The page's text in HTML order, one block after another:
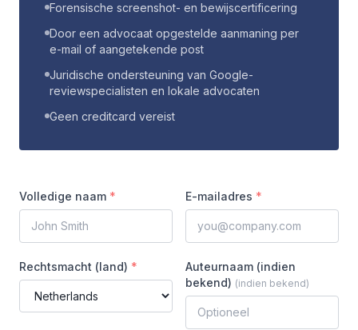
Forensische screenshot- en bewijscertificering
Door een advocaat opgestelde aanmaning per
e-mail of aangetekende post
Juridische ondersteuning van Google-
reviewspecialisten en lokale advocaten
Geen creditcard vereist
Volledige naam * E-mailadres *
Rechtsmacht (land) *
Auteurnaam (indien
bekend) (indien bekend)